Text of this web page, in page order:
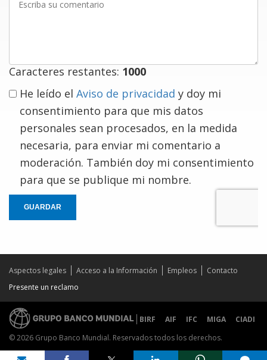
Caracteres restantes: 1000
He leído el Aviso de privacidad y doy mi
consentimiento para que mis datos
personales sean procesados, en la medida
necesaria, para enviar mi comentario a
moderación. También doy mi consentimiento
para que se publique mi nombre.
GUARDAR
Share on
Aspectos legales Acceso a la Información Empleos
Contacto
Presente un reclamo
BIRF AIF IFC MIGA
CIADI
© 2026 Grupo Banco Mundial. Reservados todos los derechos.